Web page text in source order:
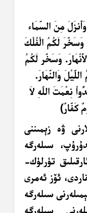
مِنَ السَّمَاء
وَسَخَّرَ لَكُمُ الْفُلْكَ
وَسَخَّر لَكُمُ
وَالنَّهَارَ.
نِعْمَتَ اللّهِ لاَ
كَفَّارٌ﴾
ۋە زېمىننى
سىلەرگە
تۈرلۈك-
ئۆز ئەمرى
سىلەرگە
سىلەرگە